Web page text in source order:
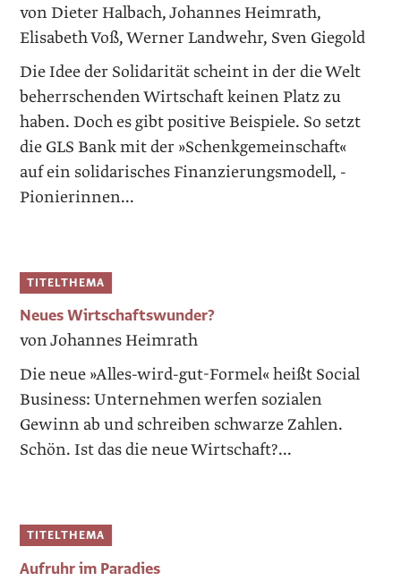
von Dieter Halbach, Johannes Heimrath,
Elisabeth Voß, Werner Landwehr, Sven Giegold
Die Idee der Solidarität scheint in der die Welt
beherrschenden Wirtschaft keinen Platz zu
haben. Doch es gibt positive ­Beispiele. So setzt
die GLS Bank mit der »Schenkgemeinschaft«
auf ein solidarisches Finanzierungsmodell, ­
Pionie­rin­nen...
TITELTHEMA
Neues Wirtschaftswunder?
von Johannes Heimrath
Die neue »Alles-wird-gut-Formel« heißt Social
Business: Unternehmen werfen sozialen
Gewinn ab und schreiben schwarze Zahlen.
Schön. Ist das die neue Wirtschaft?...
TITELTHEMA
Aufruhr im Paradies